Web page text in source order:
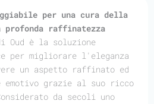
per una cura della
raffinatezza
Oud è la soluzione
per migliorare l'eleganza
un aspetto raffinato ed
emotivo grazie al suo ricco
da secoli uno